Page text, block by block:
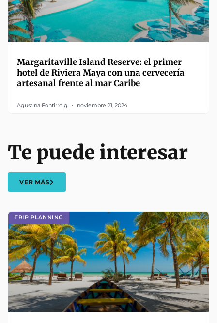
Margaritaville Island Reserve: el primer
hotel de Riviera Maya con una cervecería
artesanal frente al mar Caribe
Agustina Fontirroig noviembre 21, 2024
TRIP PLANNING
Te puede interesar
VER MÁS